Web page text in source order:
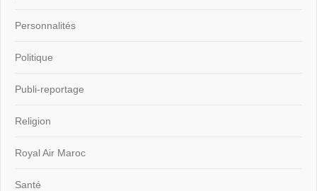
Personnalités
Politique
Publi-reportage
Religion
Royal Air Maroc
Santé